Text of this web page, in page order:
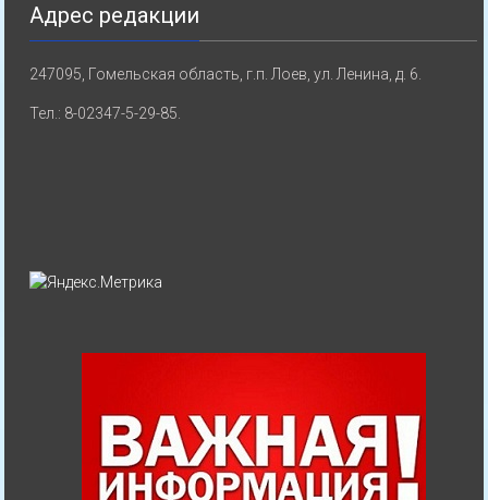
Адрес редакции
247095, Гомельская область, г.п. Лоев, ул. Ленина, д. 6.
Тел.: 8-02347-5-29-85.